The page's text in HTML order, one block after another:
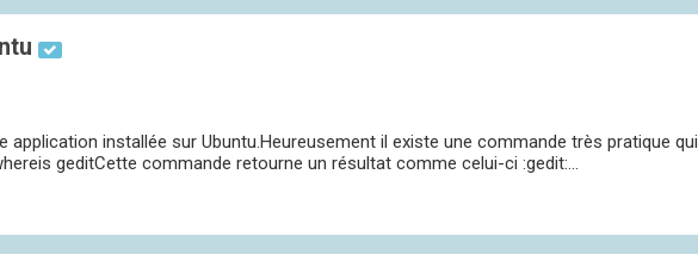
installée sur Ubuntu.Heureusement il existe une commande très pratique qui
geditCette commande retourne un résultat comme celui-ci :gedit:...